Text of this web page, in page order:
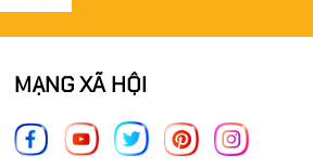
MẠNG XÃ HỘI